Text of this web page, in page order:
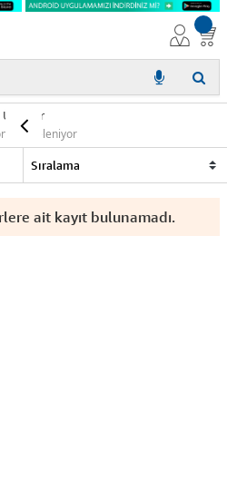
Ürünler
listeleniyor
ait kayıt bulunamadı.